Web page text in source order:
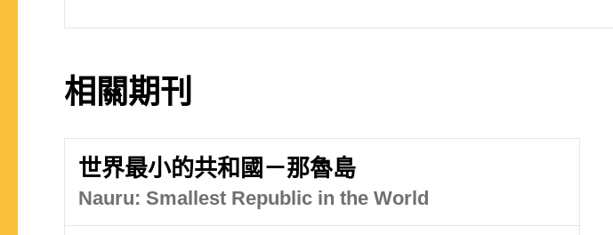
相關期刊
世界最小的共和國－那魯島
Nauru: Smallest Republic in the World